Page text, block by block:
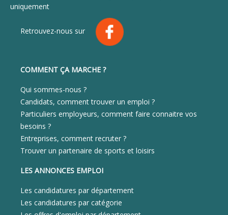
uniquement
Retrouvez-nous sur
COMMENT ÇA MARCHE ?
Qui sommes-nous ?
Candidats, comment trouver un emploi ?
Particuliers employeurs, comment faire connaitre vos
besoins ?
Entreprises, comment recruter ?
Trouver un partenaire de sports et loisirs
LES ANNONCES EMPLOI
Les candidatures par département
Les candidatures par catégorie